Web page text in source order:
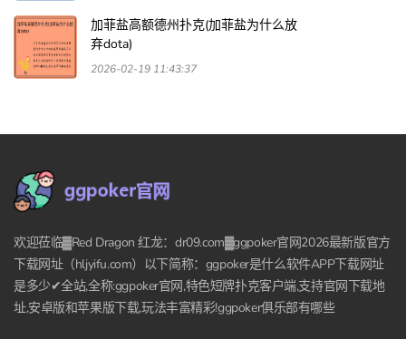
加菲盐高额德州扑克(加菲盐为什么放
弃dota)
2026-02-19 11:43:37
欢迎莅临▓Red Dragon 红龙：dr09.com▓ggpoker官网2026最新版官方
下载网址（hljyifu.com）以下简称：ggpoker是什么软件APP下载网址
是多少✔全站,全称:ggpoker官网,特色短牌扑克客户端,支持官网下载地
址,安卓版和苹果版下载,玩法丰富精彩!ggpoker俱乐部有哪些